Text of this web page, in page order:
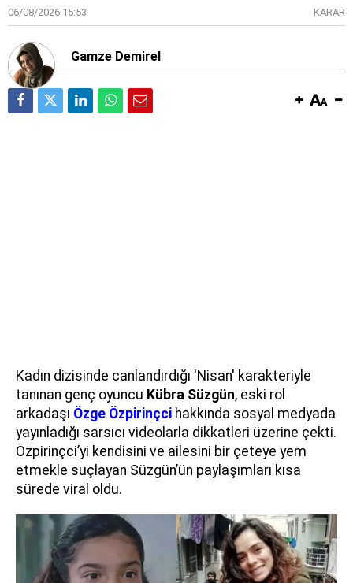
06/08/2026 15:53 KARAR
Gamze Demirel
Kadın dizisinde canlandırdığı 'Nisan' karakteriyle
tanınan genç oyuncu Kübra Süzgün, eski rol
arkadaşı Özge Özpirinçci hakkında sosyal medyada
yayınladığı sarsıcı videolarla dikkatleri üzerine çekti.
Özpirinçci’yi kendisini ve ailesini bir çeteye yem
etmekle suçlayan Süzgün’ün paylaşımları kısa
sürede viral oldu.